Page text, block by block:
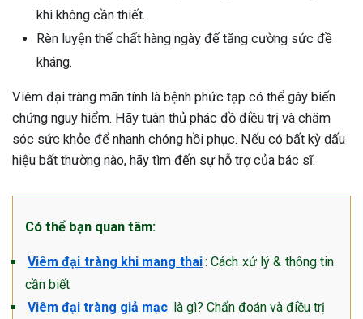
khi không cần thiết.
Rèn luyện thể chất hàng ngày để tăng cường sức đề
kháng.
Viêm đại tràng mãn tính là bệnh phức tạp có thể gây biến
chứng nguy hiểm. Hãy tuân thủ phác đồ điều trị và chăm
sóc sức khỏe để nhanh chóng hồi phục. Nếu có bất kỳ dấu
hiệu bất thường nào, hãy tìm đến sự hỗ trợ của bác sĩ.
Có thể bạn quan tâm:
Viêm đại tràng khi mang thai: Cách xử lý & thông tin
cần biết
Viêm đại tràng giả mạc là gì? Chẩn đoán và điều trị